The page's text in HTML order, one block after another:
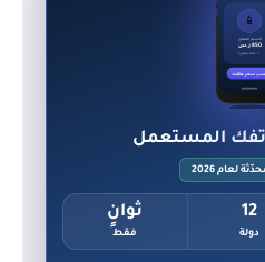
📱
السعر المقترح
850 ر.س
✓ حالة ممتازة
سعر هاتفك
المستعمل
لعام 2026
12
دولة
ثوانٍ
فقط